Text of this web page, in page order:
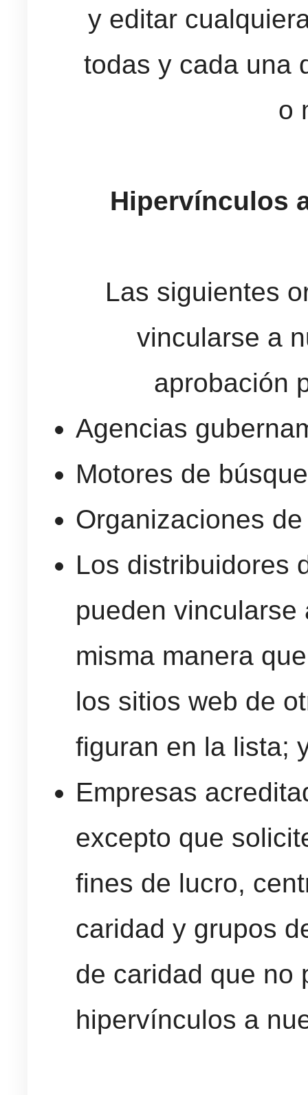
y editar
todas y cada una
o
Hipervínculos
Las siguientes
vincularse a
aprobación
Agencias
Motores de
Organizaciones
Los distribuidores
pueden
misma manera
los sitios web de
figuran en la lista;
Empresas
excepto que
fines de lucro,
caridad y grupos
de caridad que no
hipervínculos a